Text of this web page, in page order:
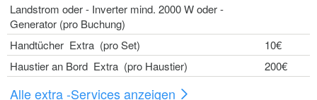
Landstrom oder - Inverter mind. 2000 W oder -
Generator (pro Buchung)
Handtücher Extra (pro Set)
10€
Haustier an Bord Extra (pro Haustier)
200€
Alle extra -Services anzeigen